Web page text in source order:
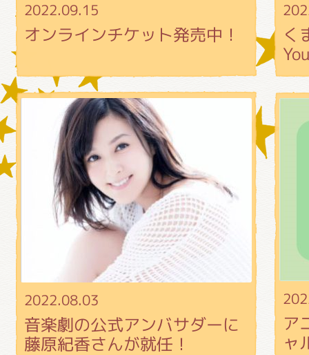
2022.09.15
オンラインチケット発売中！
く
2022.08.03
⾳楽劇の公式アンバサダーに
藤原紀⾹さんが就任！
ア
ャ
グッズインフォメーション
ミュージカル・コンサート
おたのしみコンテンツ(クイズ・
チア ジャッキーズ！
くまのがっこう しょくいんしつ
くまのがっこう 家庭科部